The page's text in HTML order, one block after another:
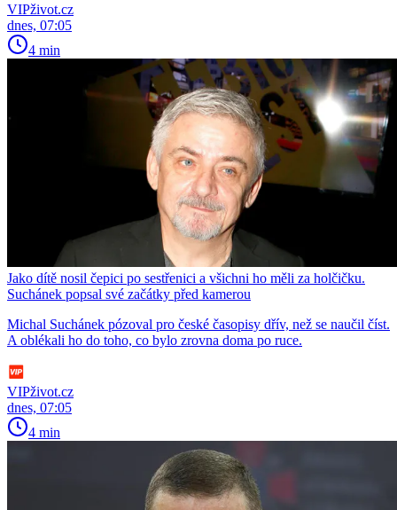
VIPživot.cz
dnes, 07:05
4 min
Jako dítě nosil čepici po sestřenici a všichni ho měli za holčičku.
Suchánek popsal své začátky před kamerou
Michal Suchánek pózoval pro české časopisy dřív, než se naučil číst.
A oblékali ho do toho, co bylo zrovna doma po ruce.
VIPživot.cz
dnes, 07:05
4 min